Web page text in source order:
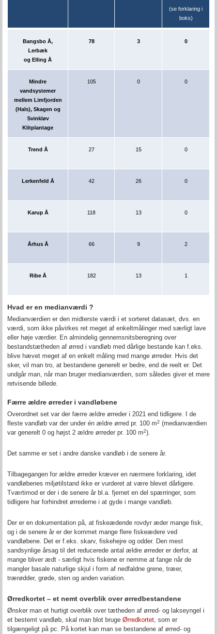
(se forklaring i
boks)
Bangsbo Å,
Lerbæk
og Elling Å
78 3 0
Mindre
vandsystemer
mellem Limfjorden
(Hals), Skagen og
Svinkløv
Klitplantage
105 0 0
Trend Å 27 15 0
Lerkenfeld Å 42 26 0
Karup Å 118 13 0
Århus Å 66 9 2
Ribe Å 182 13 1
Hvad er en medianværdi ?
Medianværdien er den midterste værdi i et sorteret datasæt, dvs. en
værdi, som ikke påvirkes ret meget af enkeltmålinger med særligt lave
eller høje værdier. En almindelig gennemsnitsberegning over
bestandstætheden af ørred i vandløb med dårlige bestande kan f.eks.
blive hævet meget af en enkelt måling med mange ørreder. Hvis det
sker, vil man tro, at bestandene generelt er bedre, end de reelt er. Det
undgår man, når man bruger medianværdien, som således giver et mere
retvisende billede.
Færre ældre ørreder i vandløbene
Overordnet set var der færre ældre ørreder i 2021 end tidligere. I de
fleste vandløb var der under én ældre ørred pr. 100 m2 (medianværdien
var generelt 0 og højst 2 ældre ørreder pr. 100 m2).
Det samme er set i andre danske vandløb i de senere år.
Tilbagegangen for ældre ørreder kræver en nærmere forklaring, idet
vandløbenes miljøtilstand ikke er vurderet at være blevet dårligere.
Tværtimod er der i de senere år bl.a. fjernet en del spærringer, som
tidligere har forhindret ørrederne i at gyde i mange vandløb.
Der er en dokumentation på, at fiskeædende rovdyr æder mange fisk,
og i de senere år er der kommet mange flere fiskeædere ved
vandløbene. Det er f.eks. skarv, fiskehejre og odder. Den mest
sandsynlige årsag til det reducerede antal ældre ørreder er derfor, at
mange bliver ædt - særligt hvis fiskene er nemme at fange når de
mangler basale naturlige skjul i form af nedfaldne grene, træer,
trærødder, grøde, sten og anden variation.
Ørredkortet – et nemt overblik over ørredbestandene
Ønsker man et hurtigt overblik over tætheden af ørred- og lakseyngel i
et bestemt vandløb, skal man blot bruge Ørredkortet, som er
tilgængeligt på pc. På kortet kan man se bestandene af ørred- og